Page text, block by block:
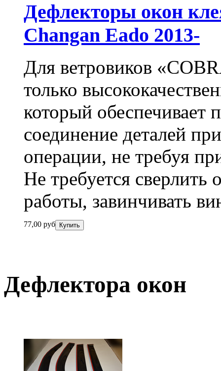
Дефлекторы окон
Changan Eado 2013-
Для ветровиков
только
который обеспечивает
соединение деталей
операции, не требуя
Не требуется сверлить
работы, завинчивать
77,00 руб
Дефлектора окон